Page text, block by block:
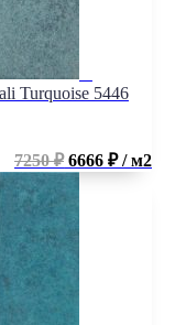
Turquoise 5446
7250 ₽6666 ₽ / м2